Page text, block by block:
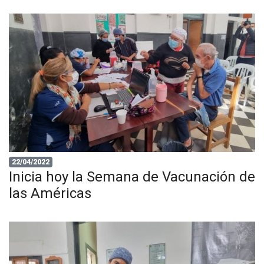
22/04/2022
Inicia hoy la Semana de Vacunación de
las Américas